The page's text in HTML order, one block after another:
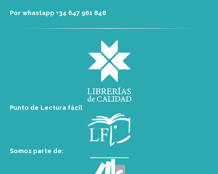
Por whastapp +34 ‭647 961 848‬
Punto de Lectura fácil
Somos parte de: